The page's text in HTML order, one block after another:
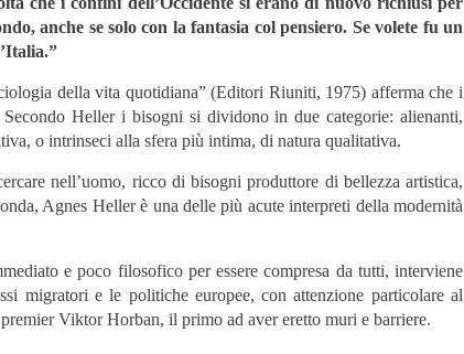
anche se solo con la fantasia col pensiero. Se volete fu un
della vita quotidiana” (Editori Riuniti, 1975) afferma che i
Heller i bisogni si dividono in due categorie: alienanti,
o intrinseci alla sfera più intima, di natura qualitativa.
nell’uomo, ricco di bisogni produttore di bellezza artistica,
Agnes Heller è una delle più acute interpreti della modernità
e poco filosofico per essere compresa da tutti, interviene
migratori e le politiche europee, con attenzione particolare al
Viktor Horban, il primo ad aver eretto muri e barriere.